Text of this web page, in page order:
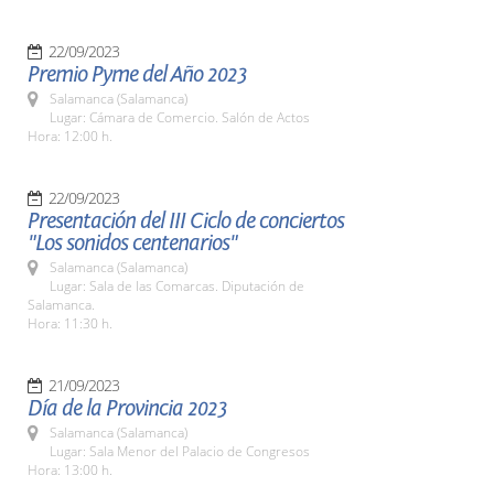
22/09/2023
Premio Pyme del Año 2023
Salamanca (Salamanca)
Lugar: Cámara de Comercio. Salón de Actos
Hora: 12:00 h.
22/09/2023
Presentación del III Ciclo de conciertos
"Los sonidos centenarios"
Salamanca (Salamanca)
Lugar: Sala de las Comarcas. Diputación de
Salamanca.
Hora: 11:30 h.
21/09/2023
Día de la Provincia 2023
Salamanca (Salamanca)
Lugar: Sala Menor del Palacio de Congresos
Hora: 13:00 h.